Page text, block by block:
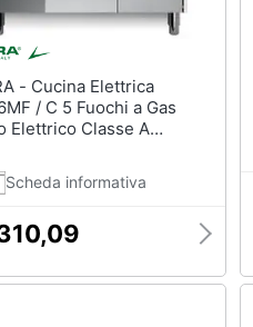
Elettrica
/ C 5 Fuochi a Gas
Elettrico Classe A
Maxima 90
Scheda informativa